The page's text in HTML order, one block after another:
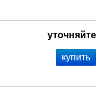
уточняйте